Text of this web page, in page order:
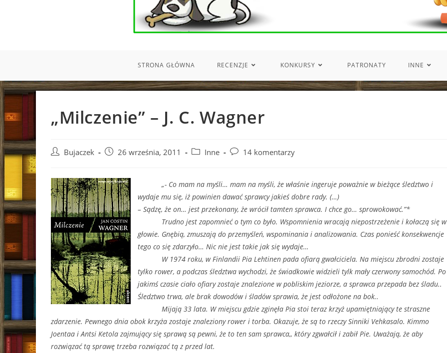
STRONA GŁÓWNA RECENZJE KONKURSY PATRONATY INNE
„Milczenie” – J. C. Wagner
Post Bujaczek
Post 26 września, 2011
Post Inne
Post 14 komentarzy
„- Co mam na myśli… mam na myśli, że właśnie ingeruje poważnie w bieżące śledztwo i
wydaje mu się, iż powinien dawać sprawcy jakieś dobre rady. (…)
– Sądzę, że on… jest przekonany, że wrócił tamten sprawca. I chce go… sprowokować.”*
Trudno jest zapomnieć o tym co było. Wspomnienia wracają niepostrzeżenie i kołaczą się w
głowie. Gnębią, zmuszają do przemyśleń, wspominania i analizowania. Czas ponieść konsekwencje
tego co się zdarzyło… Nic nie jest takie jak się wydaje…
W 1974 roku, w Finlandii Pia Lehtinen pada ofiarą gwałciciela. Na miejscu zbrodni zostaje
tylko rower, a podczas śledztwa wychodzi, że świadkowie widzieli tylk mały czerwony samochód. Po
jakimś czasie ciało ofiary zostaje znalezione w pobliskim jeziorze, a sprawca przepada bez śladu..
Śledztwo trwa, ale brak dowodów i śladów sprawia, że jest odłożone na bok..
Mijają 33 lata. W miejscu gdzie zginęła Pia stoi teraz krzyż upamiętniający te straszne
zdarzenie. Pewnego dnia obok krzyża zostaje znaleziony rower i torba. Okazuje, że są to rzeczy Sinniki Vehkasalo. Kimmo
Joentaa i Antsi Ketola zajmujący się sprawą są pewni, że to ten sam sprawca,, który zgwałcił i zabił Pie. Uważają, że aby
rozwiązać tą sprawę trzeba rozwiązać tą z przed lat.